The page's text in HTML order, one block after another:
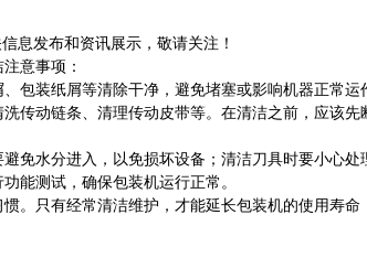
息发布和资讯展示，敬请关注！
意事项：
纸屑等清除干净，避免堵塞或影响机器正常运
动链条、清理传动皮带等。在清洁之前，应该
水分进入，以免损坏设备；清洁刀具时要小心处
测试，确保包装机运行正常。
只有经常清洁维护，才能延长包装机的使用寿命